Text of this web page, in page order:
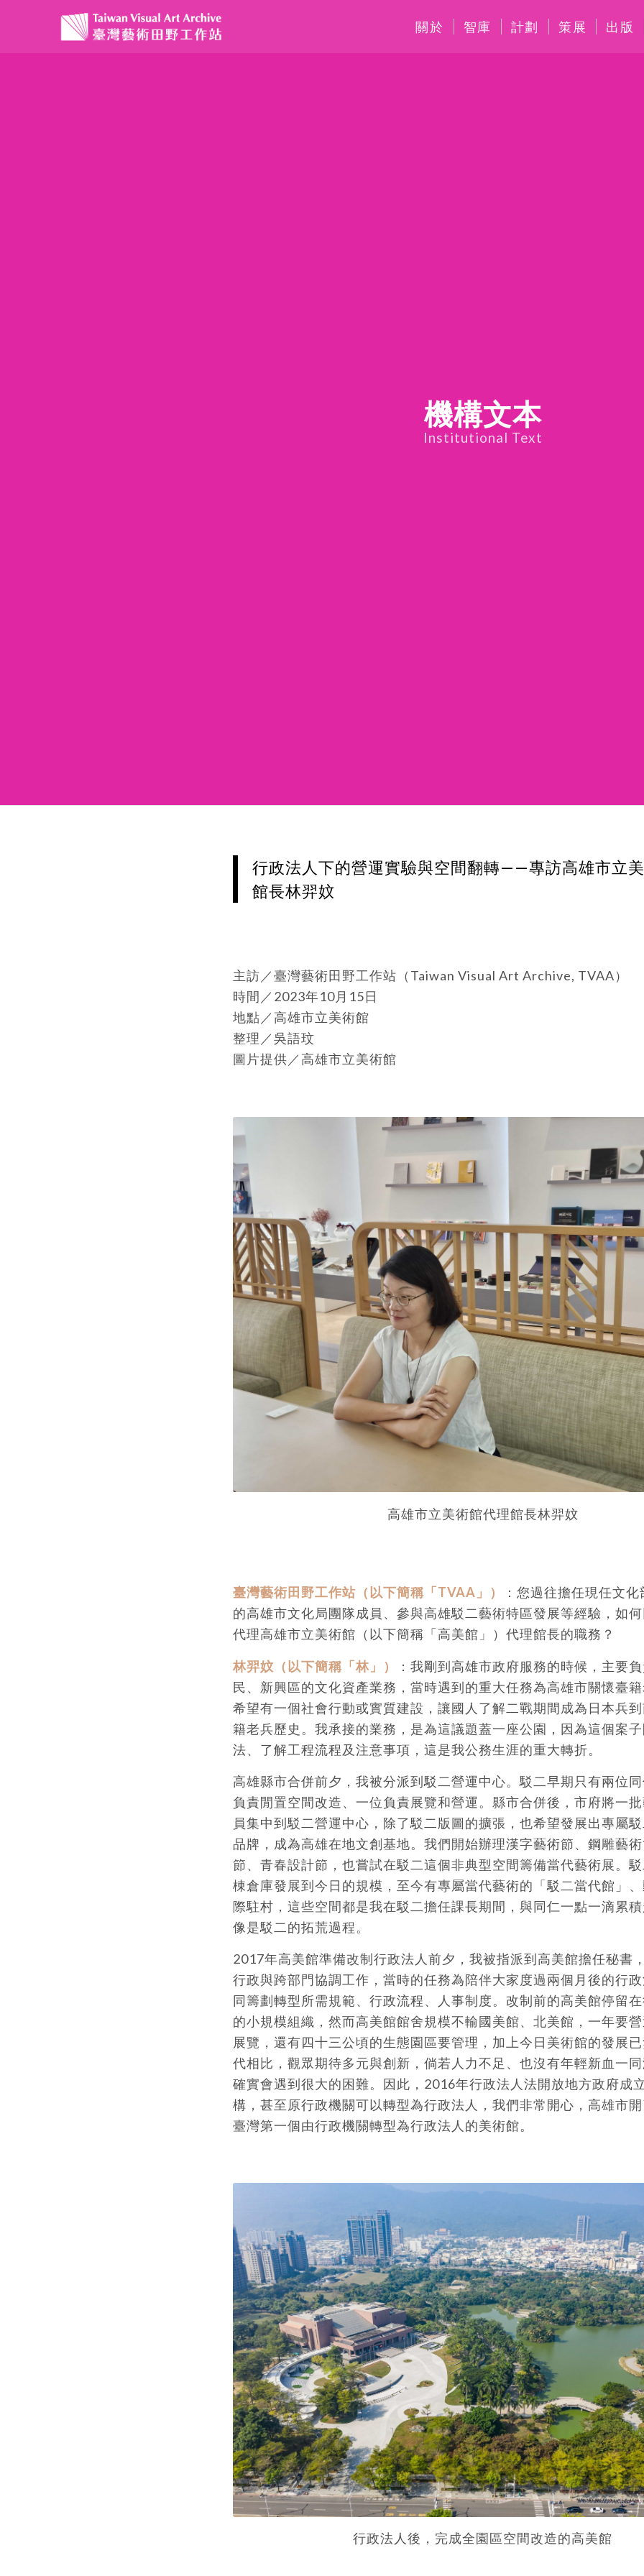
關於 智庫 計劃 策展 出版
機構文本
Institutional Text
行政法人下的營運實驗與空間翻轉——專訪高雄市立
館長林羿妏
主訪／臺灣藝術田野工作站（Taiwan Visual Art Archive, TVAA）
時間／2023年10月15日
地點／高雄市立美術館
整理／吳語玟
圖片提供／高雄市立美術館
高雄市立美術館代理館長林羿妏
臺灣藝術田野工作站（以下簡稱「TVAA」）
：您過往擔任現任文
的高雄市文化局團隊成員、參與高雄駁二藝術特區發展等經驗，如
代理高雄市立美術館（以下簡稱「高美館」）代理館長的職務？
林羿妏（以下簡稱「林」）
：我剛到高雄市政府服務的時候，主要
民、新興區的文化資產業務，當時遇到的重大任務為高雄市關懷臺
希望有一個社會行動或實質建設，讓國人了解二戰期間成為日本兵
籍老兵歷史。我承接的業務，是為這議題蓋一座公園，因為這個案
法、了解工程流程及注意事項，這是我公務生涯的重大轉折。
高雄縣市合併前夕，我被分派到駁二營運中心。駁二早期只有兩位
負責閒置空間改造、一位負責展覽和營運。縣市合併後，市府將一
員集中到駁二營運中心，除了駁二版圖的擴張，也希望發展出專屬
品牌，成為高雄在地文創基地。我們開始辦理漢字藝術節、鋼雕藝
節、青春設計節，也嘗試在駁二這個非典型空間籌備當代藝術展。
棟倉庫發展到今日的規模，至今有專屬當代藝術的「駁二當代館」
際駐村，這些空間都是我在駁二擔任課長期間，與同仁一點一滴累
像是駁二的拓荒過程。
2017年高美館準備改制行政法人前夕，我被指派到高美館擔任秘書
行政與跨部門協調工作，當時的任務為陪伴大家度過兩個月後的行
同籌劃轉型所需規範、行政流程、人事制度。改制前的高美館停留
的小規模組織，然而高美館館舍規模不輸國美館、北美館，一年要
展覽，還有四十三公頃的生態園區要管理，加上今日美術館的發展
代相比，觀眾期待多元與創新，倘若人力不足、也沒有年輕新血一
確實會遇到很大的困難。因此，2016年行政法人法開放地方政府成
構，甚至原行政機關可以轉型為行政法人，我們非常開心，高雄市
臺灣第一個由行政機關轉型為行政法人的美術館。
行政法人後，完成全園區空間改造的高美館